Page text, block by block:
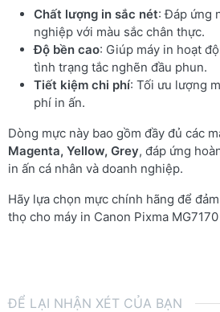
Chất lượng in sắc nét: Đáp ứng
nghiệp với màu sắc chân thực.
Độ bền cao: Giúp máy in hoạt
tình trạng tắc nghẽn đầu phun.
Tiết kiệm chi phí: Tối ưu lượng
phí in ấn.
Dòng mực này bao gồm đầy đủ các
Magenta, Yellow, Grey, đáp ứng
in ấn cá nhân và doanh nghiệp.
Hãy lựa chọn mực chính hãng để
thọ cho máy in Canon Pixma
ĐỂ LẠI NHẬN XÉT CỦA BẠN